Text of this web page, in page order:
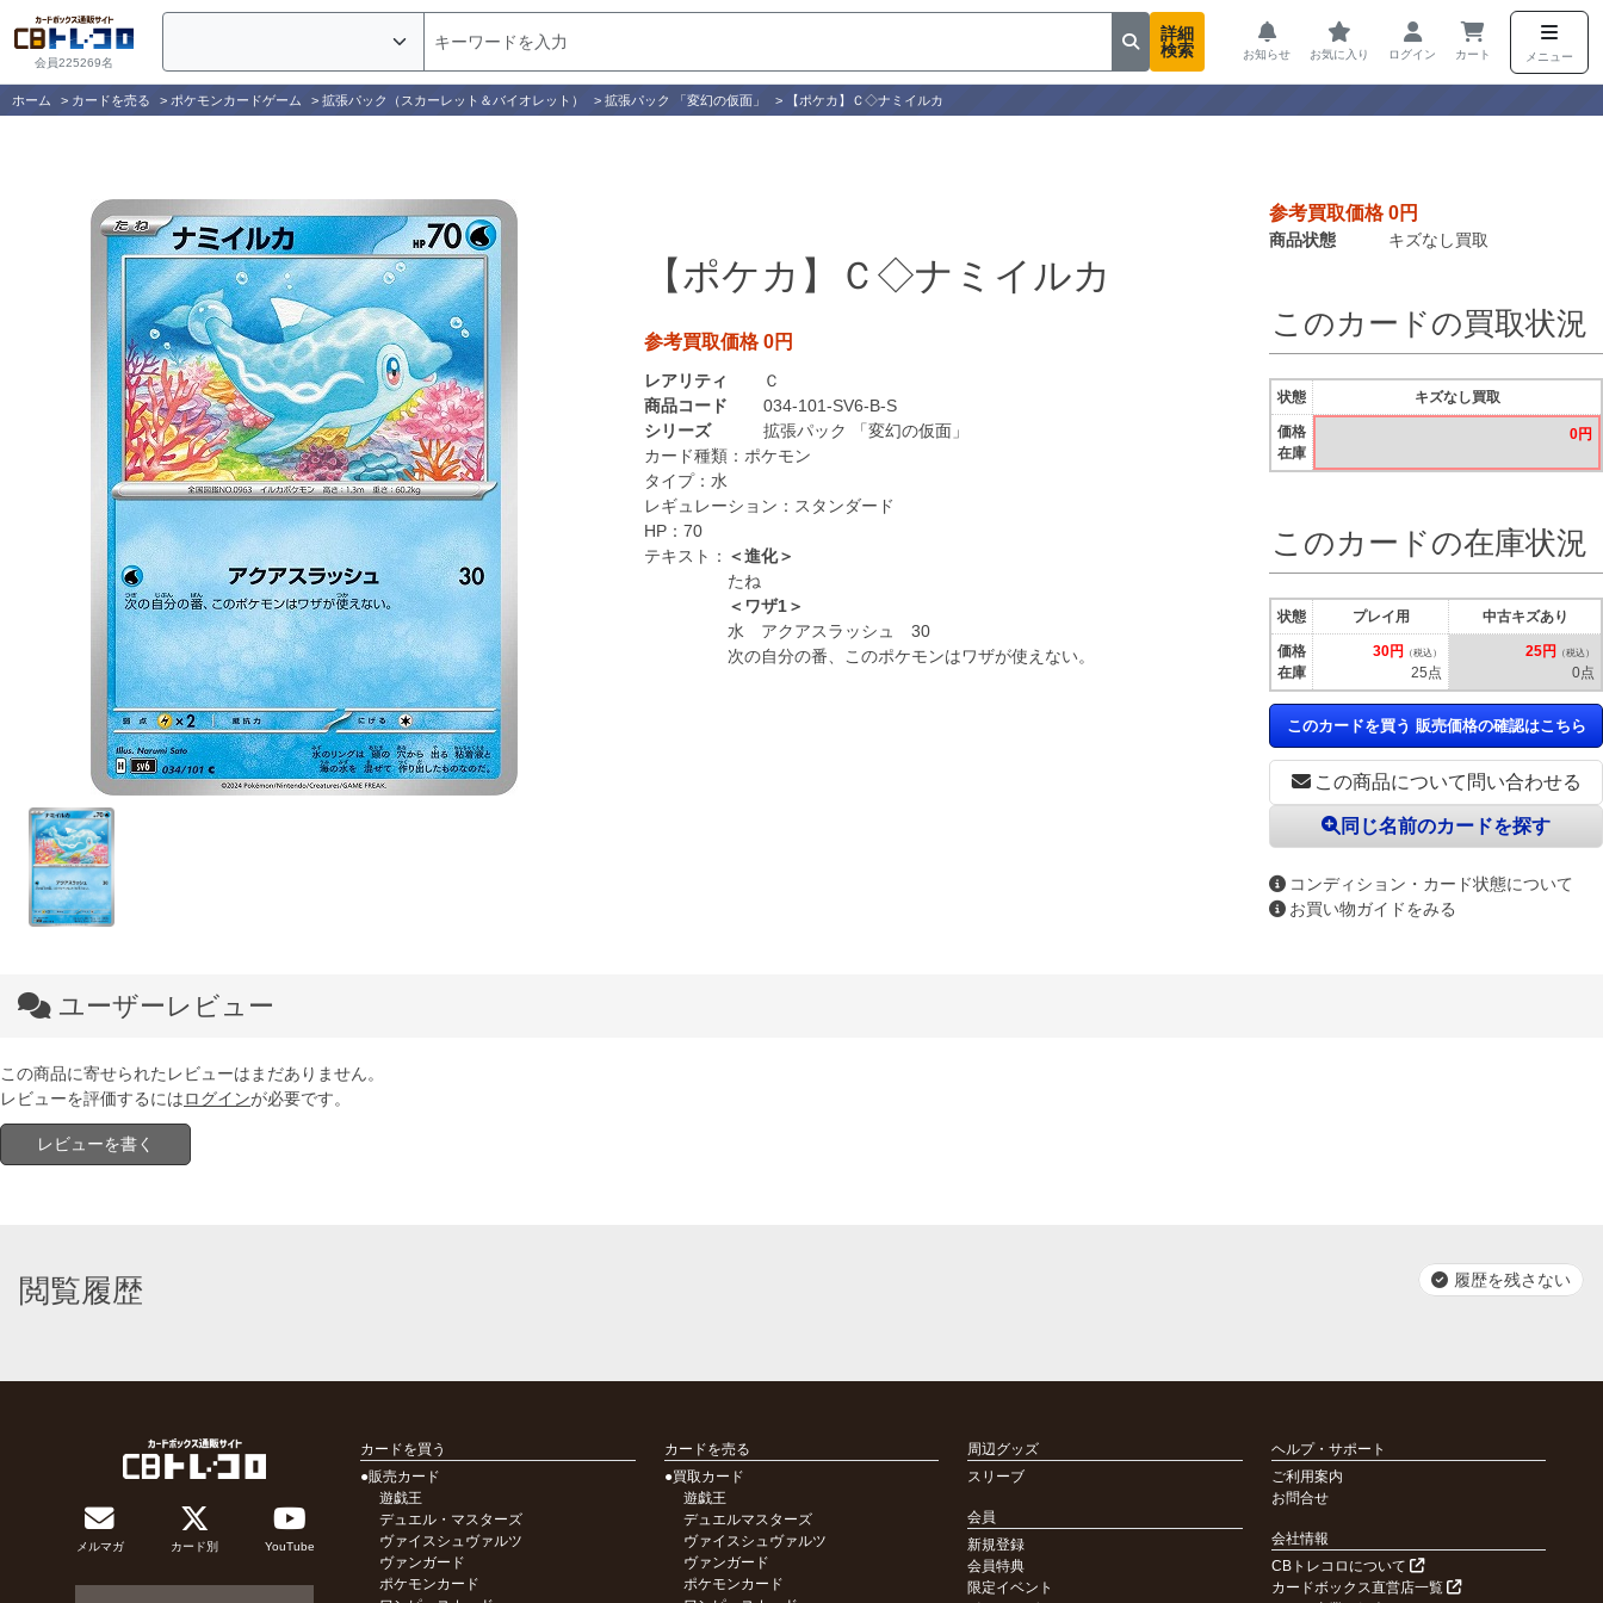
会員225269名
詳細
検索
お知らせ お気に入り ログイン カート メニュー
ホーム > カードを売る > ポケモンカードゲーム > 拡張パック（スカーレット＆バイオレット） > 拡張パック 「変幻の仮面」 > 【ポケカ】Ｃ◇ナミイルカ
【ポケカ】Ｃ◇ナミイルカ
参考買取価格 0円
レアリティ
Ｃ
商品コード
034-101-SV6-B-S
シリーズ
拡張パック 「変幻の仮面」
カード種類： ポケモン
タイプ： 水
レギュレーション： スタンダード
HP： 70
テキスト： ＜進化＞
たね
＜ワザ1＞
水 アクアスラッシュ 30
次の自分の番、このポケモンはワザが使えない。
参考買取価格 0円
商品状態 キズなし買取
この商品について問い合わせる
同じ名前のカードを探す
コンディション・カード状態について
お買い物ガイドをみる
このカードの買取状況
状態
価格
在庫
キズなし買取
0円
このカードの在庫状況
状態
価格
在庫
プレイ用
30円 （税込）
25点
中古キズあり
25円 （税込）
0点
このカードを買う 販売価格の確認はこちら
ユーザーレビュー
この商品に寄せられたレビューはまだありません。
レビューを評価するにはログインが必要です。
レビューを書く
閲覧履歴 履歴を残さない
メルマガ カード別 YouTube
カードを買う
●販売カード
遊戯王
デュエル・マスターズ
ヴァイスシュヴァルツ
ヴァンガード
ポケモンカード
カードを売る
●買取カード
遊戯王
デュエルマスターズ
ヴァイスシュヴァルツ
ヴァンガード
ポケモンカード
周辺グッズ
スリーブ
会員
新規登録
会員特典
限定イベント
ヘルプ・サポート
ご利用案内
お問合せ
会社情報
CBトレコロについて
カードボックス直営店一覧